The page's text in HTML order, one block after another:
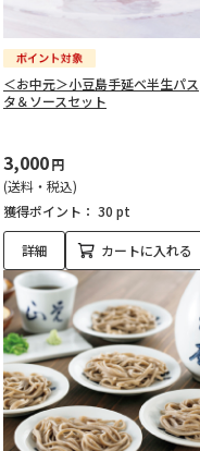
＜お中元＞小豆島手延べ半生パス
タ＆ソースセット
3,000円
(送料・税込)
獲得ポイント： 30 pt
詳細 カートに入れる